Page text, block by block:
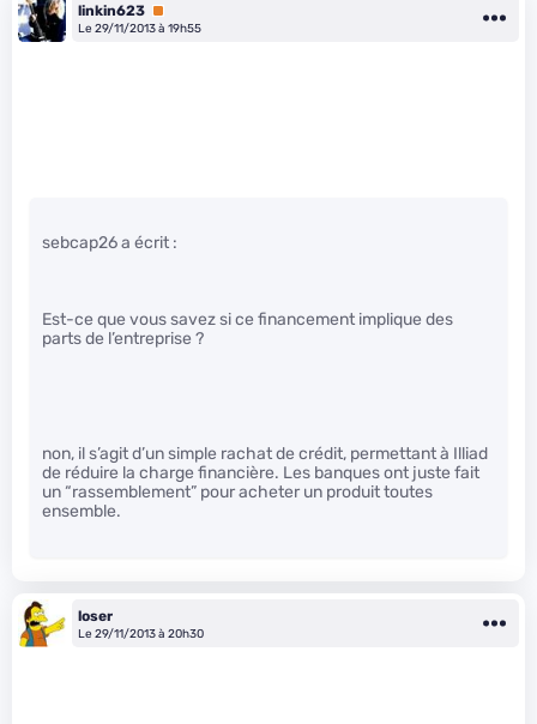
linkin623 Premium
Le 29/11/2013 à 19h55
sebcap26 a écrit :
Est-ce que vous savez si ce financement implique des
parts de l’entreprise ?
non, il s’agit d’un simple rachat de crédit, permettant à Illiad
de réduire la charge financière. Les banques ont juste fait
un “rassemblement” pour acheter un produit toutes
ensemble.
loser
Le 29/11/2013 à 20h30